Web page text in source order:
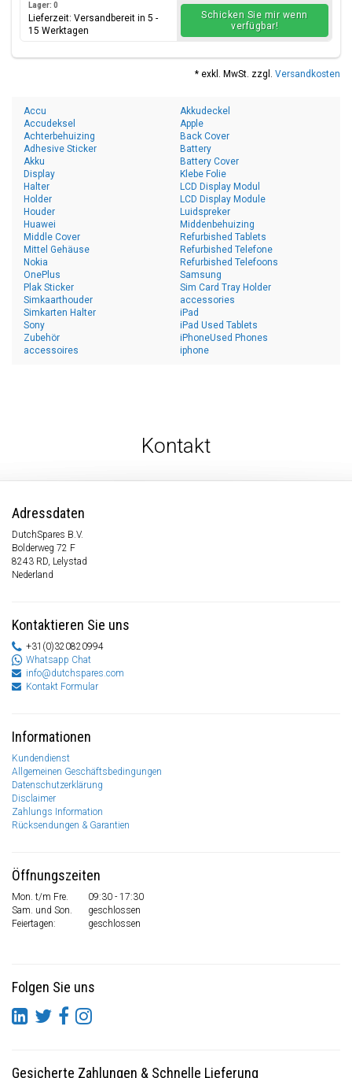
Lager: 0
Lieferzeit: Versandbereit in 5 -
15 Werktagen
Schicken Sie mir wenn
verfügbar!
* exkl. MwSt. zzgl. Versandkosten
Accu
Accudeksel
Achterbehuizing
Adhesive Sticker
Akku
Akkudeckel
Apple
Back Cover
Battery
Battery Cover
Display
Halter
Holder
Houder
Huawei
Klebe Folie
LCD Display Modul
LCD Display Module
Luidspreker
Middenbehuizing
Middle Cover
Mittel Gehäuse
Nokia
OnePlus
Plak Sticker
Refurbished Tablets
Refurbished Telefone
Refurbished Telefoons
Samsung
Sim Card Tray Holder
Simkaarthouder
Simkarten Halter
Sony
Zubehör
accessoires
accessories
iPad
iPad Used Tablets
iPhoneUsed Phones
iphone
Kontakt
Adressdaten
DutchSpares B.V.
Bolderweg 72 F
8243 RD, Lelystad
Nederland
Kontaktieren Sie uns
+31(0)320820994
Whatsapp Chat
info@dutchspares.com
Kontakt Formular
Informationen
Kundendienst
Allgemeinen Geschäftsbedingungen
Datenschutzerklärung
Disclaimer
Zahlungs Information
Rücksendungen & Garantien
Öffnungszeiten
Mon. t/m Fre.
09:30 - 17:30
Sam. und Son.
geschlossen
Feiertagen:
geschlossen
Folgen Sie uns
Gesicherte Zahlungen & Schnelle Lieferung